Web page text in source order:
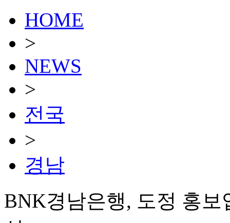
HOME
>
NEWS
>
전국
>
경남
BNK경남은행, 도정 홍